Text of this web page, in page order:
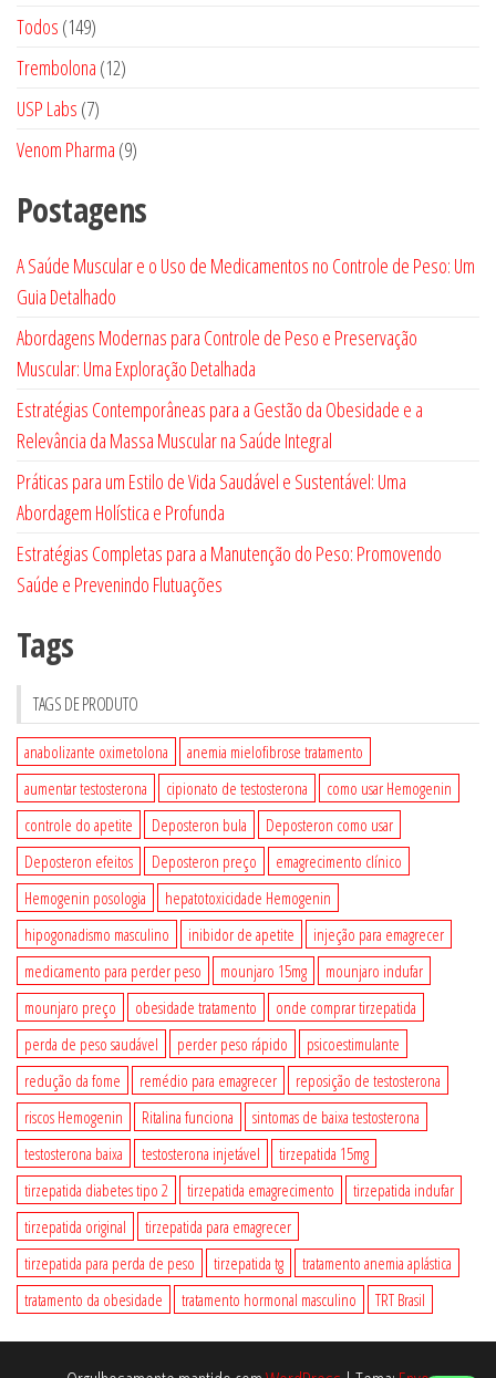
Todos 149149
produtos
Trembolona 1212
USP Labs 77
produtos
Venom Pharma 99
Postagens
A Saúde Muscular e o Uso de Medicamentos no Controle de Peso: Um
Guia Detalhado
Abordagens Modernas para Controle de Peso e Preservação
Muscular: Uma Exploração Detalhada
Estratégias Contemporâneas para a Gestão da Obesidade e a
Relevância da Massa Muscular na Saúde Integral
Práticas para um Estilo de Vida Saudável e Sustentável: Uma
Abordagem Holística e Profunda
Estratégias Completas para a Manutenção do Peso: Promovendo
Saúde e Prevenindo Flutuações
Tags
TAGS DE PRODUTO
anabolizante oximetolona
anemia mielofibrose tratamento
aumentar testosterona
cipionato de testosterona
como usar Hemogenin
controle do apetite
Deposteron bula
Deposteron como usar
Deposteron efeitos
Deposteron preço
emagrecimento clínico
Hemogenin posologia
hepatotoxicidade Hemogenin
hipogonadismo masculino
inibidor de apetite
injeção para emagrecer
medicamento para perder peso
mounjaro 15mg
mounjaro indufar
mounjaro preço
obesidade tratamento
onde comprar tirzepatida
perda de peso saudável
perder peso rápido
psicoestimulante
redução da fome
remédio para emagrecer
reposição de testosterona
riscos Hemogenin
Ritalina funciona
sintomas de baixa testosterona
testosterona baixa
testosterona injetável
tirzepatida 15mg
tirzepatida diabetes tipo 2
tirzepatida emagrecimento
tirzepatida indufar
tirzepatida original
tirzepatida para emagrecer
tirzepatida para perda de peso
tirzepatida tg
tratamento anemia aplástica
tratamento da obesidade
tratamento hormonal masculino TRT Brasil